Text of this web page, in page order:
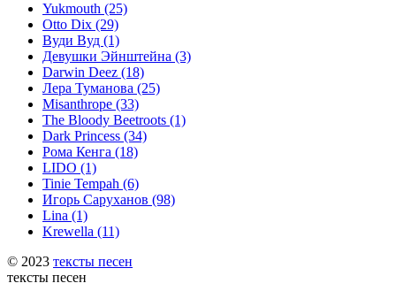
Yukmouth (25)
Otto Dix (29)
Вуди Вуд (1)
Девушки Эйнштейна (3)
Darwin Deez (18)
Лера Туманова (25)
Misanthrope (33)
The Bloody Beetroots (1)
Dark Princess (34)
Рома Кенга (18)
LIDO (1)
Tinie Tempah (6)
Игорь Саруханов (98)
Lina (1)
Krewella (11)
© 2023 тексты песен
тексты песен